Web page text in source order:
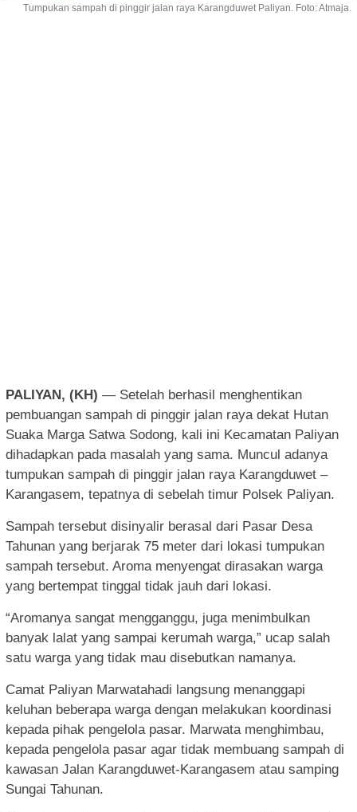
Tumpukan sampah di pinggir jalan raya Karangduwet Paliyan. Foto: Atmaja.
PALIYAN, (KH) — Setelah berhasil menghentikan
pembuangan sampah di pinggir jalan raya dekat Hutan
Suaka Marga Satwa Sodong, kali ini Kecamatan Paliyan
dihadapkan pada masalah yang sama. Muncul adanya
tumpukan sampah di pinggir jalan raya Karangduwet –
Karangasem, tepatnya di sebelah timur Polsek Paliyan.
Sampah tersebut disinyalir berasal dari Pasar Desa
Tahunan yang berjarak 75 meter dari lokasi tumpukan
sampah tersebut. Aroma menyengat dirasakan warga
yang bertempat tinggal tidak jauh dari lokasi.
“Aromanya sangat mengganggu, juga menimbulkan
banyak lalat yang sampai kerumah warga,” ucap salah
satu warga yang tidak mau disebutkan namanya.
Camat Paliyan Marwatahadi langsung menanggapi
keluhan beberapa warga dengan melakukan koordinasi
kepada pihak pengelola pasar. Marwata menghimbau,
kepada pengelola pasar agar tidak membuang sampah di
kawasan Jalan Karangduwet-Karangasem atau samping
Sungai Tahunan.